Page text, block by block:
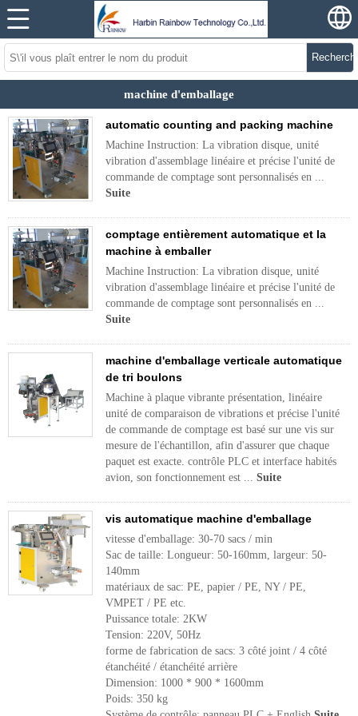
machine d'emballage
automatic counting and packing machine
Machine Instruction: La vibration disque, unité
vibration d'assemblage linéaire et précise l'unité de
commande de comptage sont personnalisés en ...
Suite
comptage entièrement automatique et la
machine à emballer
Machine Instruction: La vibration disque, unité
vibration d'assemblage linéaire et précise l'unité de
commande de comptage sont personnalisés en ...
Suite
machine d'emballage verticale automatique
de tri boulons
Machine à plaque vibrante présentation, linéaire
unité de comparaison de vibrations et précise l'unité
de commande de comptage est basé sur une vis sur
mesure de l'échantillon, afin d'assurer que chaque
paquet est exacte. contrôle PLC et interface habités
avion, son fonctionnement est ... Suite
vis automatique machine d'emballage
vitesse d'emballage: 30-70 sacs / min
Sac de taille: Longueur: 50-160mm, largeur: 50-
140mm
matériaux de sac: PE, papier / PE, NY / PE,
VMPET / PE etc.
Puissance totale: 2KW
Tension: 220V, 50Hz
forme de fabrication de sacs: 3 côté joint / 4 côté
étanchéité / étanchéité arrière
Dimension: 1000 * 900 * 1600mm
Poids: 350 kg